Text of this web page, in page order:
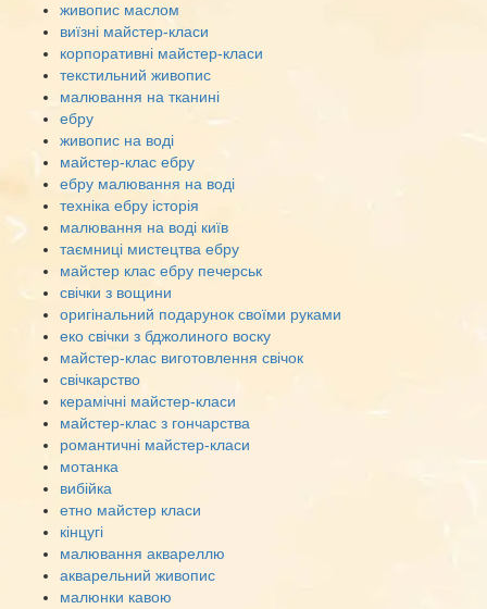
живопис маслом
виїзні майстер-класи
корпоративні майстер-класи
текстильний живопис
малювання на тканині
ебру
живопис на воді
майстер-клас ебру
ебру малювання на воді
техніка ебру історія
малювання на воді київ
таємниці мистецтва ебру
майстер клас ебру печерськ
свічки з вощини
оригінальний подарунок своїми руками
еко свічки з бджолиного воску
майстер-клас виготовлення свічок
свічкарство
керамічні майстер-класи
майстер-клас з гончарства
романтичні майстер-класи
мотанка
вибійка
етно майстер класи
кінцугі
малювання аквареллю
акварельний живопис
малюнки кавою